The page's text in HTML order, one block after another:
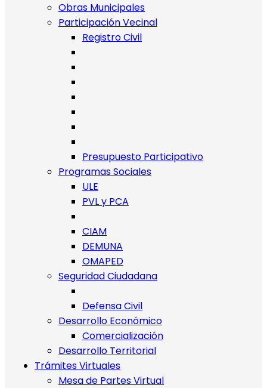
Obras Municipales
Participación Vecinal
Registro Civil
Presupuesto Participativo
Programas Sociales
ULE
PVL y PCA
CIAM
DEMUNA
OMAPED
Seguridad Ciudadana
Defensa Civil
Desarrollo Económico
Comercialización
Desarrollo Territorial
Trámites Virtuales
Mesa de Partes Virtual